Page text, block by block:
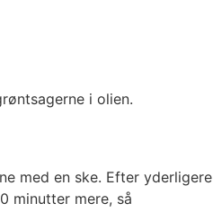
i olien.
med en ske. Efter yderligere
minutter mere, så